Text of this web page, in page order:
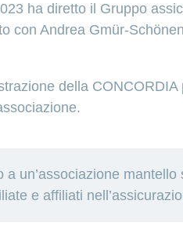
ha diretto il Gruppo
con Andrea Gmür-
della CONCORDIA
un’associazione mantello
e affiliati